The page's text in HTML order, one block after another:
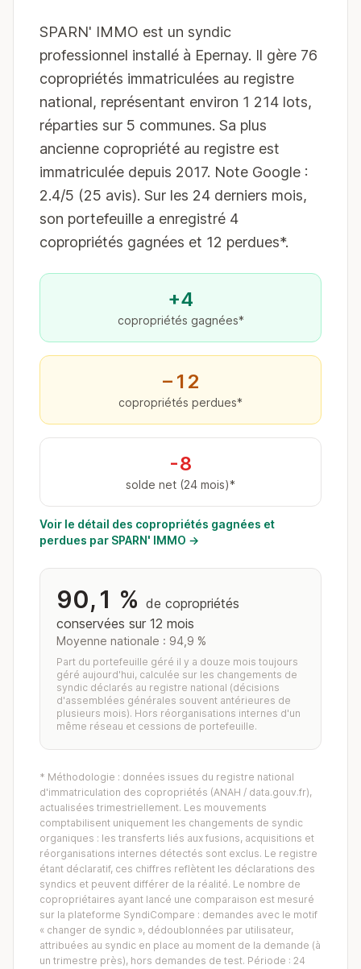
SPARN' IMMO est un syndic
professionnel installé à Epernay. Il gère 76
copropriétés immatriculées au registre
national, représentant environ 1 214 lots,
réparties sur 5 communes. Sa plus
ancienne copropriété au registre est
immatriculée depuis 2017. Note Google :
2.4/5 (25 avis). Sur les 24 derniers mois,
son portefeuille a enregistré 4
copropriétés gagnées et 12 perdues*.
+4
copropriétés gagnées*
−12
copropriétés perdues*
-8
solde net (24 mois)*
Voir le détail des copropriétés gagnées et
perdues par SPARN' IMMO →
90,1 % de copropriétés
conservées sur 12 mois
Moyenne nationale : 94,9 %
Part du portefeuille géré il y a douze mois toujours
géré aujourd'hui, calculée sur les changements de
syndic déclarés au registre national (décisions
d'assemblées générales souvent antérieures de
plusieurs mois). Hors réorganisations internes d'un
même réseau et cessions de portefeuille.
* Méthodologie : données issues du registre national
d'immatriculation des copropriétés (ANAH / data.gouv.fr),
actualisées trimestriellement. Les mouvements
comptabilisent uniquement les changements de syndic
organiques : les transferts liés aux fusions, acquisitions et
réorganisations internes détectés sont exclus. Le registre
étant déclaratif, ces chiffres reflètent les déclarations des
syndics et peuvent différer de la réalité. Le nombre de
copropriétaires ayant lancé une comparaison est mesuré
sur la plateforme SyndiCompare : demandes avec le motif
« changer de syndic », dédoublonnées par utilisateur,
attribuées au syndic en place au moment de la demande (à
un trimestre près), hors demandes de test. Période : 24